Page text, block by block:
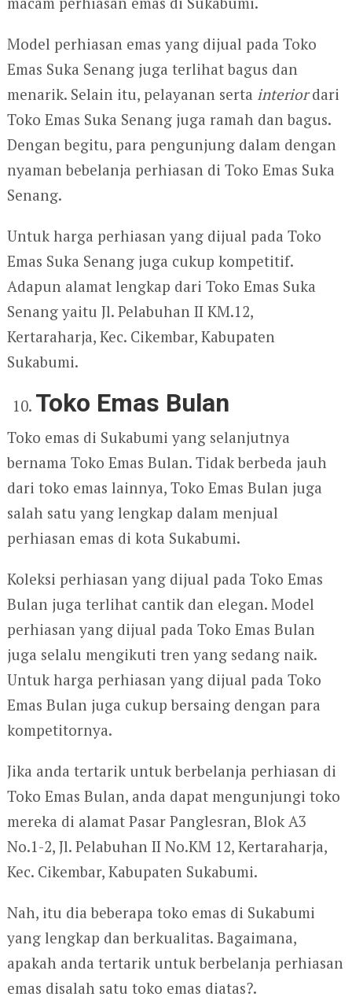
Model perhiasan emas yang dijual pada Toko
Emas Suka Senang juga terlihat bagus dan
menarik. Selain itu, pelayanan serta interiordari
Toko Emas Suka Senang juga ramah dan bagus.
Dengan begitu, para pengunjung dalam dengan
nyaman bebelanja perhiasan di Toko Emas Suka
Senang.
Untuk harga perhiasan yang dijual pada Toko
Emas Suka Senang juga cukup kompetitif.
Adapun alamat lengkap dari Toko Emas Suka
Senang yaitu Jl. Pelabuhan II KM.12,
Kertaraharja, Kec. Cikembar, Kabupaten
Sukabumi.
Toko Emas Bulan
Toko emas di Sukabumi yang selanjutnya
bernama Toko Emas Bulan. Tidak berbeda jauh
dari toko emas lainnya, Toko Emas Bulan juga
salah satu yang lengkap dalam menjual
perhiasan emas di kota Sukabumi.
Koleksi perhiasan yang dijual pada Toko Emas
Bulan juga terlihat cantik dan elegan. Model
perhiasan yang dijual pada Toko Emas Bulan
juga selalu mengikuti tren yang sedang naik.
Untuk harga perhiasan yang dijual pada Toko
Emas Bulan juga cukup bersaing dengan para
kompetitornya.
Jika anda tertarik untuk berbelanja perhiasan di
Toko Emas Bulan, anda dapat mengunjungi toko
mereka di alamat Pasar Panglesran, Blok A3
No.1-2, Jl. Pelabuhan II No.KM 12, Kertaraharja,
Kec. Cikembar, Kabupaten Sukabumi.
Nah, itu dia beberapa toko emas di Sukabumi
yang lengkap dan berkualitas. Bagaimana,
apakah anda tertarik untuk berbelanja perhiasan
emas disalah satu toko emas diatas?.